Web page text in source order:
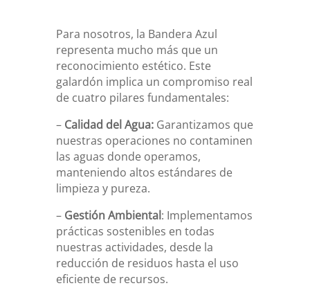
Para nosotros, la Bandera Azul
representa mucho más que un
reconocimiento estético. Este
galardón implica un compromiso real
de cuatro pilares fundamentales:
– Calidad del Agua:Garantizamos que
nuestras operaciones no contaminen
las aguas donde operamos,
manteniendo altos estándares de
limpieza y pureza.
– Gestión Ambiental: Implementamos
prácticas sostenibles en todas
nuestras actividades, desde la
reducción de residuos hasta el uso
eficiente de recursos.